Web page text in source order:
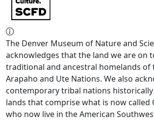
The Denver Museum of Nature and
acknowledges that the land we are on
traditional and ancestral homelands of
Arapaho and Ute Nations. We also
contemporary tribal nations
lands that comprise what is now called
who now live in the American